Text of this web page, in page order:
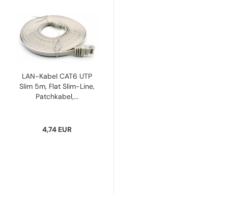
LAN-Kabel CAT6 UTP
Slim 5m, Flat Slim-Line,
Patchkabel,...
4,74 EUR